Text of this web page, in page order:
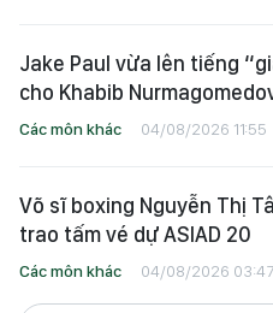
Jake Paul vừa lên tiếng
cho Khabib
Các môn khác 04/08/2026 11:55
Võ sĩ boxing Nguyễn Thị
trao tấm vé dự ASIAD 20
Các môn khác 04/08/2026 03:47